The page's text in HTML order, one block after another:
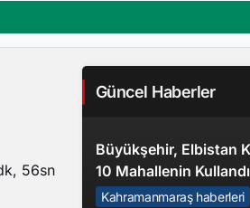
56sn
Güncel Haberler
Büyükşehir, Elbistan
10 Mahallenin
Yolunu Yeniliyor
Kahramanmaraş haberleri